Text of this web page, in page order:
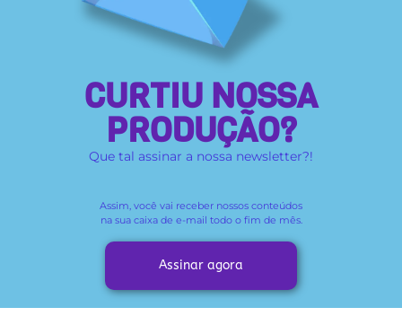
CURTIU NOSSA
PRODUÇÃO?
Que tal assinar a nossa newsletter?!
Assim, você vai receber nossos conteúdos
na sua caixa de e-mail todo o fim de mês.
Assinar agora